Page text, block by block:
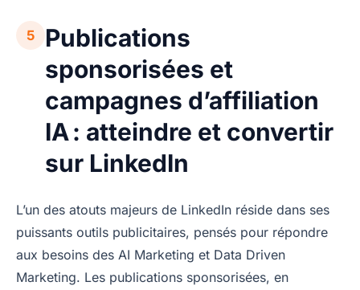
5
Publications
sponsorisées et
campagnes d’affiliation
IA : atteindre et convertir
sur LinkedIn
L’un des atouts majeurs de LinkedIn réside dans ses
puissants outils publicitaires, pensés pour répondre
aux besoins des AI Marketing et Data Driven
Marketing. Les publications sponsorisées, en